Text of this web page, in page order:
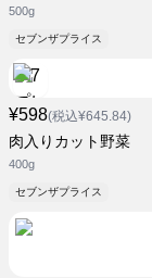
500g
セブンザプライス
¥598(税込¥645.84)
肉入りカット野菜
400g
セブンザプライス